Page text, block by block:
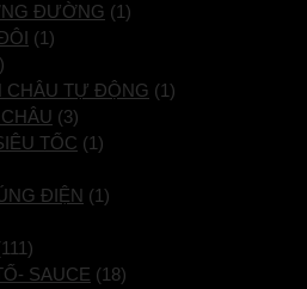
ĐƯỜNG (1)
(1)
CHÂU TỰ ĐỘNG (1)
(3)
TỐC (1)
ĐIỆN (1)
SAUCE (18)